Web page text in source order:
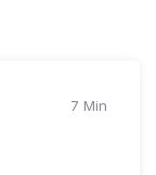
7 Min